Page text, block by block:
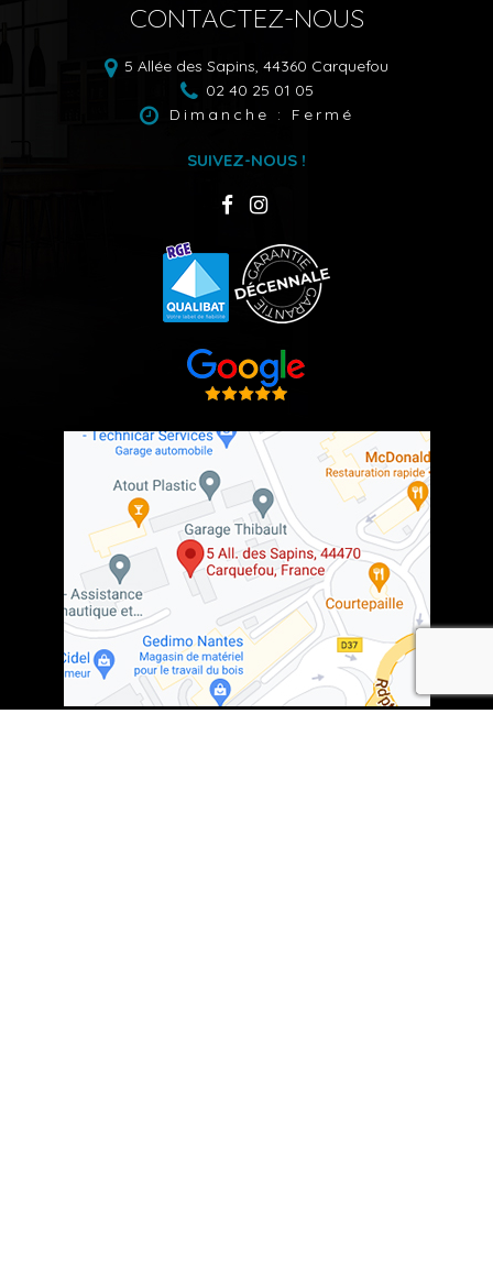
CONTACTEZ-NOUS
5 Allée des Sapins, 44360 Carquefou
02 40 25 01 05
Dimanche : Fermé
SUIVEZ-NOUS !